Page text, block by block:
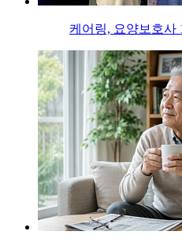
케어링, 요양보호사